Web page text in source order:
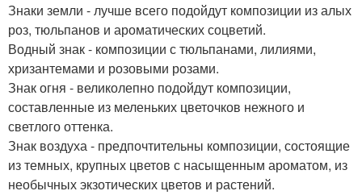
Знаки земли - лучше всего подойдут композиции из алых
роз, тюльпанов и ароматических соцветий.
Водный знак - композиции с тюльпанами, лилиями,
хризантемами и розовыми розами.
Знак огня - великолепно подойдут композиции,
составленные из меленьких цветочков нежного и
светлого оттенка.
Знак воздуха - предпочтительны композиции, состоящие
из темных, крупных цветов с насыщенным ароматом, из
необычных экзотических цветов и растений.